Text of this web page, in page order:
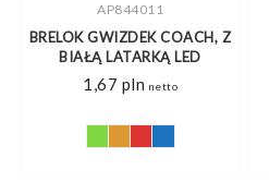
AP713446
RĘKAW PAPIEROWY
CREASLEEVE 324 Z
NADRUKIEM